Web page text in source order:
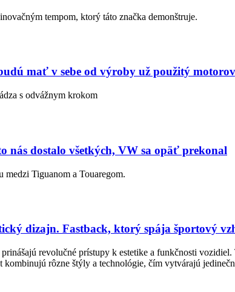
tempom, ktorý táto značka demonštruje.
mať v sebe od výroby už použitý
s odvážnym krokom
nás dostalo všetkých, VW sa opäť prekonal
medzi Tiguanom a Touaregom.
dizajn. Fastback, ktorý spája športový
revolučné prístupy k estetike a funkčnosti
rôzne štýly a technológie, čím vytvárajú